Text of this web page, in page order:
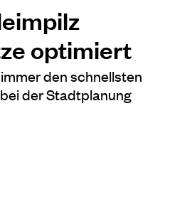
optimiert
den schnellsten
der Stadtplanung